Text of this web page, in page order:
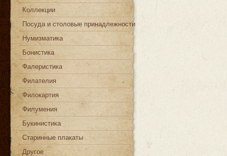
Коллекции
Посуда и столовые принадлежности
Нумизматика
Бонистика
Фалеристика
Филателия
Филокартия
Филумения
Букинистика
Старинные плакаты
Другое